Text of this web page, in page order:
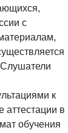
с
к
аттестации в
обучения